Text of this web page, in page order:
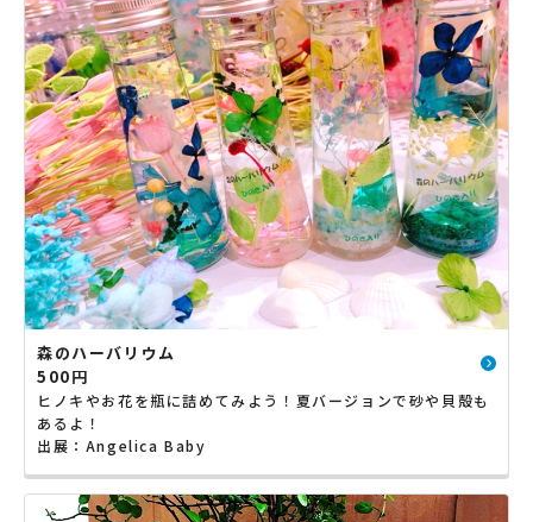
森のハーバリウム
500円
ヒノキやお花を瓶に詰めてみよう！夏バージョンで砂や貝殻も
あるよ！
出展：Angelica Baby